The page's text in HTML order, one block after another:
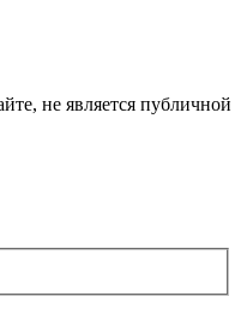
не является публичной